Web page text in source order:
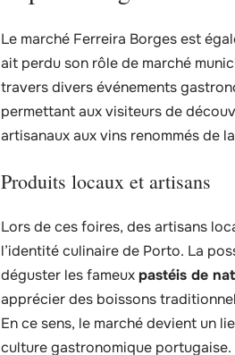
Le marché Ferreira Borges est
ait perdu son rôle de marché
travers divers événements
permettant aux visiteurs de
artisanaux aux vins renommés de
Produits locaux et artisans
Lors de ces foires, des artisans
l’identité culinaire de Porto. La
déguster les fameuxpastéis de
apprécier des boissons
En ce sens, le marché devient un
culture gastronomique portugaise.